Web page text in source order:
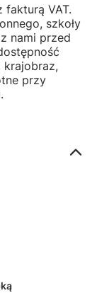
fakturą VAT.
szkoły
nami przed
krajobraz,
przy